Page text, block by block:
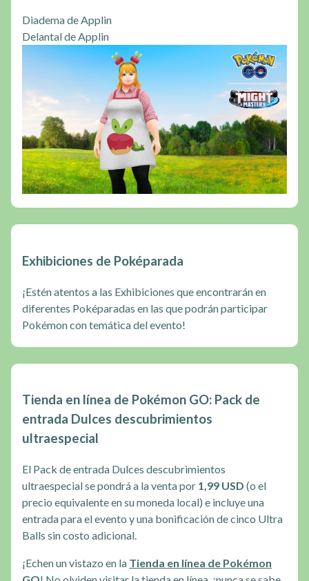
Diadema de Applin
Delantal de Applin
Exhibiciones de Poképarada
¡Estén atentos a las Exhibiciones que encontrarán en
diferentes Poképaradas en las que podrán participar
Pokémon con temática del evento!
Tienda en línea de Pokémon GO: Pack de
entrada Dulces descubrimientos
ultraespecial
El Pack de entrada Dulces descubrimientos
ultraespecial se pondrá a la venta por 1,99 USD (o el
precio equivalente en su moneda local) e incluye una
entrada para el evento y una bonificación de cinco Ultra
Balls sin costo adicional.
¡Echen un vistazo en la Tienda en línea de Pokémon